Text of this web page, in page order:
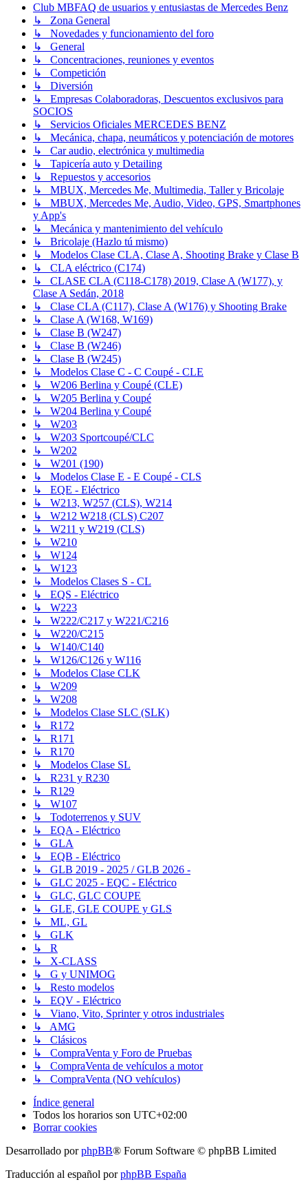
Club MBFAQ de usuarios y entusiastas de Mercedes Benz
↳ Zona General
↳ Novedades y funcionamiento del foro
↳ General
↳ Concentraciones, reuniones y eventos
↳ Competición
↳ Diversión
↳ Empresas Colaboradoras, Descuentos exclusivos para
SOCIOS
↳ Servicios Oficiales MERCEDES BENZ
↳ Mecánica, chapa, neumáticos y potenciación de motores
↳ Car audio, electrónica y multimedia
↳ Tapicería auto y Detailing
↳ Repuestos y accesorios
↳ MBUX, Mercedes Me, Multimedia, Taller y Bricolaje
↳ MBUX, Mercedes Me, Audio, Video, GPS, Smartphones
y App's
↳ Mecánica y mantenimiento del vehículo
↳ Bricolaje (Hazlo tú mismo)
↳ Modelos Clase CLA, Clase A, Shooting Brake y Clase B
↳ CLA eléctrico (C174)
↳ CLASE CLA (C118-C178) 2019, Clase A (W177), y
Clase A Sedán, 2018
↳ Clase CLA (C117), Clase A (W176) y Shooting Brake
↳ Clase A (W168, W169)
↳ Clase B (W247)
↳ Clase B (W246)
↳ Clase B (W245)
↳ Modelos Clase C - C Coupé - CLE
↳ W206 Berlina y Coupé (CLE)
↳ W205 Berlina y Coupé
↳ W204 Berlina y Coupé
↳ W203
↳ W203 Sportcoupé/CLC
↳ W202
↳ W201 (190)
↳ Modelos Clase E - E Coupé - CLS
↳ EQE - Eléctrico
↳ W213, W257 (CLS), W214
↳ W212 W218 (CLS) C207
↳ W211 y W219 (CLS)
↳ W210
↳ W124
↳ W123
↳ Modelos Clases S - CL
↳ EQS - Eléctrico
↳ W223
↳ W222/C217 y W221/C216
↳ W220/C215
↳ W140/C140
↳ W126/C126 y W116
↳ Modelos Clase CLK
↳ W209
↳ W208
↳ Modelos Clase SLC (SLK)
↳ R172
↳ R171
↳ R170
↳ Modelos Clase SL
↳ R231 y R230
↳ R129
↳ W107
↳ Todoterrenos y SUV
↳ EQA - Eléctrico
↳ GLA
↳ EQB - Eléctrico
↳ GLB 2019 - 2025 / GLB 2026 -
↳ GLC 2025 - EQC - Eléctrico
↳ GLC, GLC COUPE
↳ GLE, GLE COUPE y GLS
↳ ML, GL
↳ GLK
↳ R
↳ X-CLASS
↳ G y UNIMOG
↳ Resto modelos
↳ EQV - Eléctrico
↳ Viano, Vito, Sprinter y otros industriales
↳ AMG
↳ Clásicos
↳ CompraVenta y Foro de Pruebas
↳ CompraVenta de vehículos a motor
↳ CompraVenta (NO vehículos)
Índice general
Todos los horarios son UTC+02:00
Borrar cookies
Desarrollado porphpBB® Forum Software © phpBB Limited
Traducción al español porphpBB España